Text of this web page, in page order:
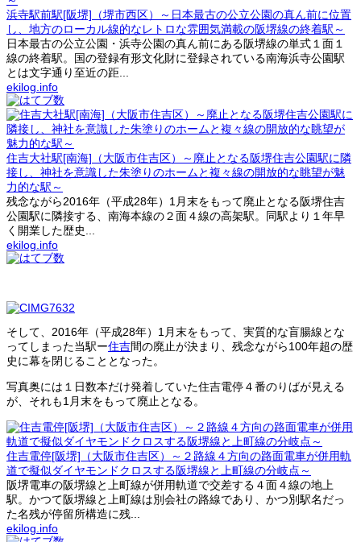
浜寺駅前駅[阪堺]（堺市西区）～日本最古の公立公園の真ん前に位置
し、地方のローカル線的なレトロな雰囲気満載の阪堺線の終着駅～
日本最古の公立公園・浜寺公園の真ん前にある阪堺線の単式１面１
線の終着駅。国の登録有形文化財に登録されている南海浜寺公園駅
とは文字通り至近の距...
ekilog.info
住吉大社駅[南海]（大阪市住吉区）～廃止となる阪堺住吉公園駅に隣
接し、神社を意識した朱塗りのホームと複々線の開放的な眺望が魅
力的な駅～
残念ながら2016年（平成28年）1月末をもって廃止となる阪堺住吉
公園駅に隣接する、南海本線の２面４線の高架駅。同駅より１年早
く開業した歴史...
ekilog.info
そして、2016年（平成28年）1月末をもって、実質的な盲腸線とな
ってしまった当駅ー住吉間の廃止が決まり、残念ながら100年超の歴
史に幕を閉じることとなった。
写真奥には１日数本だけ発着していた住吉電停４番のりばが見える
が、それも1月末をもって廃止となる。
住吉電停[阪堺]（大阪市住吉区）～２路線４方向の路面電車が併用軌
道で擬似ダイヤモンドクロスする阪堺線と上町線の分岐点～
阪堺電車の阪堺線と上町線が併用軌道で交差する４面４線の地上
駅。かつて阪堺線と上町線は別会社の路線であり、かつ別駅名だっ
た名残が停留所構造に残...
ekilog.info